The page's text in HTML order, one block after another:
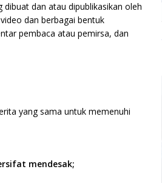
dibuat dan atau dipublikasikan oleh
dan berbagai bentuk
pembaca atau pemirsa, dan
yang sama untuk memenuhi
mendesak;